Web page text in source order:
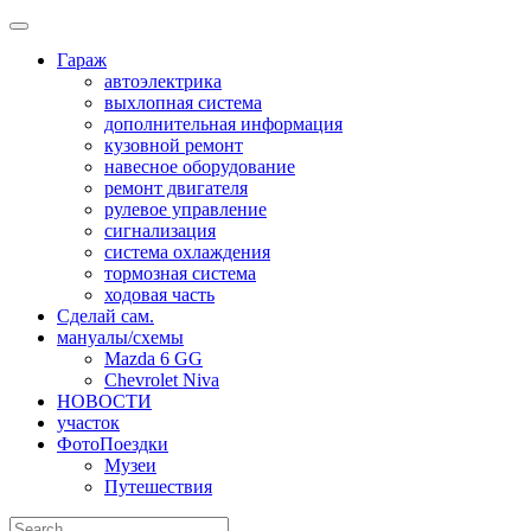
Skip
contentГараж
автоэлектрика
выхлопная система
дополнительная информация
кузовной ремонт
навесное оборудование
ремонт двигателя
рулевое управление
сигнализация
система охлаждения
тормозная система
ходовая часть
Сделай сам.
мануалы/схемы
Mazda 6 GG
Chevrolet Niva
НОВОСТИ
участок
ФотоПоездки
Музеи
Путешествия
Search